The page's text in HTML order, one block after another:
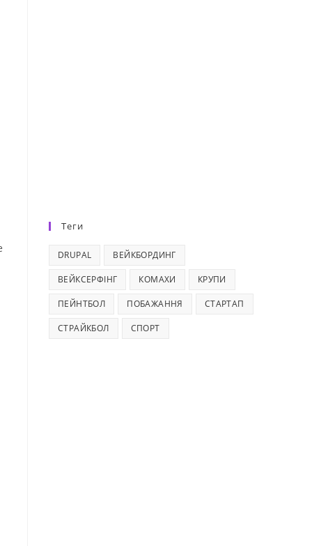
Теги
DRUPAL ВЕЙКБОРДИНГ
ВЕЙКСЕРФІНГ КОМАХИ КРУПИ
ПЕЙНТБОЛ ПОБАЖАННЯ СТАРТАП
СТРАЙКБОЛ СПОРТ